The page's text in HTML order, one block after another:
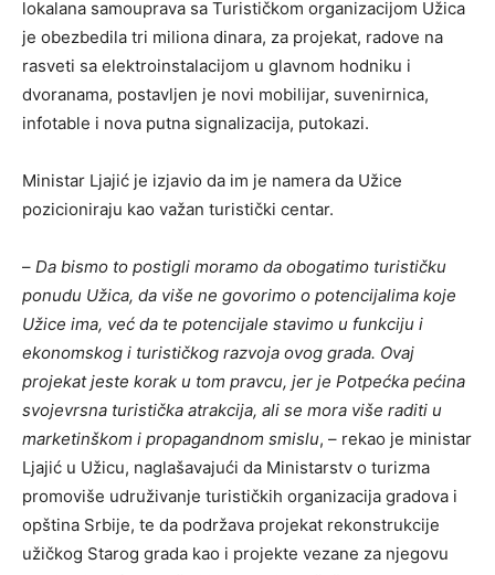
lokalana samouprava sa Turističkom organizacijom Užica
je obezbedila tri miliona dinara, za projekat, radove na
rasveti sa elektroinstalacijom u glavnom hodniku i
dvoranama, postavljen je novi mobilijar, suvenirnica,
infotable i nova putna signalizacija, putokazi.
Ministar Ljajić je izjavio da im je namera da Užice
pozicioniraju kao važan turistički centar.
– Da bismo to postigli moramo da obogatimo turističku
ponudu Užica, da više ne govorimo o potencijalima koje
Užice ima, već da te potencijale stavimo u funkciju i
ekonomskog i turističkog razvoja ovog grada. Ovaj
projekat jeste korak u tom pravcu, jer je Potpećka pećina
svojevrsna turistička atrakcija, ali se mora više raditi u
marketinškom i propagandnom smislu, – rekao je ministar
Ljajić u Užicu, naglašavajući da Ministarstv o turizma
promoviše udruživanje turističkih organizacija gradova i
opština Srbije, te da podržava projekat rekonstrukcije
užičkog Starog grada kao i projekte vezane za njegovu